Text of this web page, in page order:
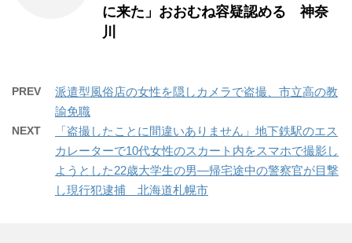
に来た」おおむね容疑認める 神奈
川
PREV
派遣型風俗店の女性を隠しカメラで盗撮、市立高の教
諭免職
NEXT
「盗撮したことに間違いありません」地下鉄駅のエス
カレーターで10代女性のスカート内をスマホで撮影し
ようとした22歳大学生の男―帰宅途中の警察官が目撃
し現行犯逮捕 北海道札幌市